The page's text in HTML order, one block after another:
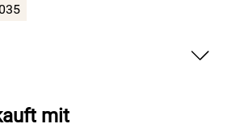
mit